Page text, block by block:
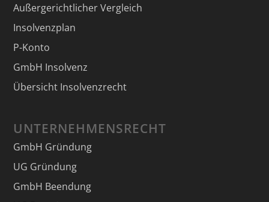
Außergerichtlicher Vergleich
Insolvenzplan
P-Konto
GmbH Insolvenz
Übersicht Insolvenzrecht
UNTERNEHMENSRECHT
GmbH Gründung
UG Gründung
GmbH Beendung